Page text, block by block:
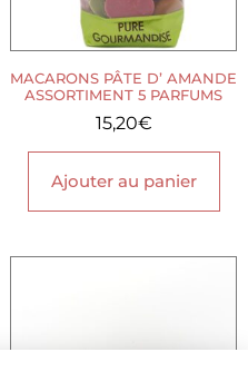
MACARONS PÂTE D’ AMANDE
ASSORTIMENT 5 PARFUMS
15,20€
Ajouter au panier